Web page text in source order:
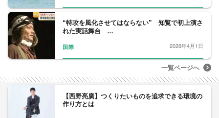
“特攻を風化させてはならない” 知覧で初上演さ
れた実話舞台 …
国際 2026年4月1日
一覧ページへ
【西野亮廣】つくりたいものを追求できる環境の
作り方とは